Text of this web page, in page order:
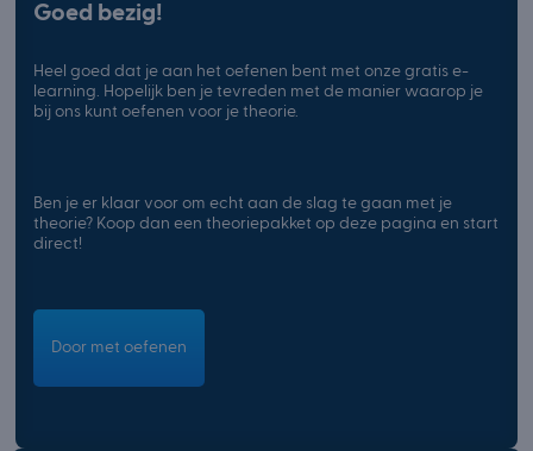
Goed bezig!
Heel goed dat je aan het oefenen bent met onze gratis e-
learning. Hopelijk ben je tevreden met de manier waarop je
bij ons kunt oefenen voor je theorie.
Ben je er klaar voor om echt aan de slag te gaan met je
theorie? Koop dan een theoriepakket op deze pagina en start
direct!
Door met oefenen